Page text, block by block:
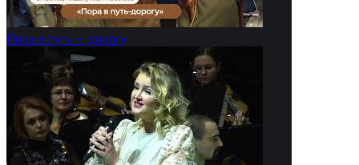
Пора в путь — дорогу